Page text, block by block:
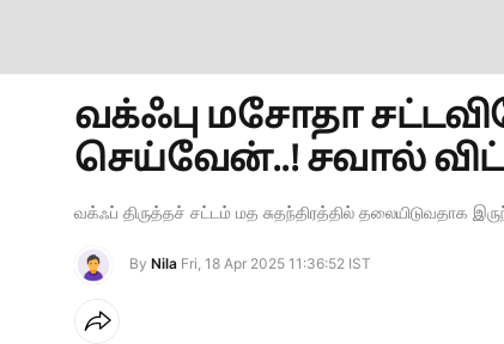
வக்ஃபு மசோதா
செய்வேன்..! சவால்
வக்ஃப் திருத்தச் சட்டம் மத சுதந்திரத்தில் தலையிடுவதாக
By Nila Fri, 18 Apr 2025 11:36:52 IST